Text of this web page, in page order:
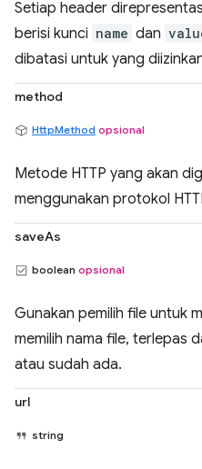
Setiap header
berisi kunci name dan
dibatasi untuk yang
method
HttpMethod opsional
Metode HTTP yang akan
menggunakan protokol
saveAs
boolean opsional
Gunakan pemilih file untuk
memilih nama file, terlepas
atau sudah ada.
url
string